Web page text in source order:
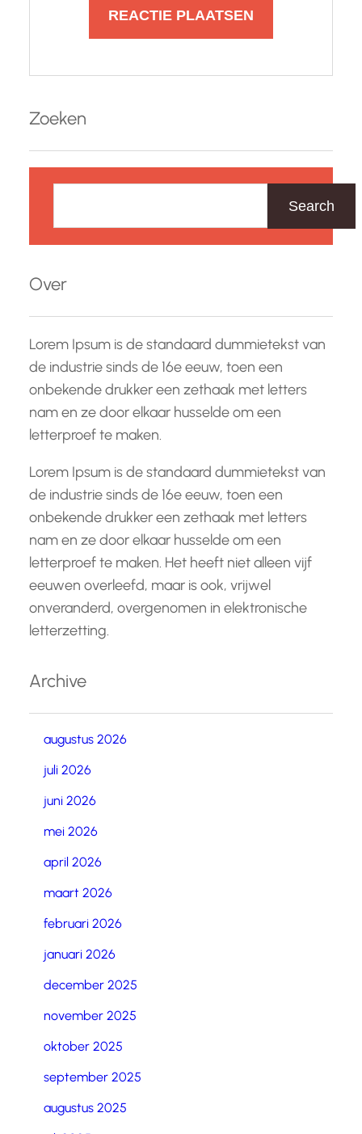
Zoeken
k
n
Search
Over
Lorem Ipsum is de standaard dummietekst van
de industrie sinds de 16e eeuw, toen een
onbekende drukker een zethaak met letters
nam en ze door elkaar husselde om een
letterproef te maken.
Lorem Ipsum is de standaard dummietekst van
de industrie sinds de 16e eeuw, toen een
onbekende drukker een zethaak met letters
nam en ze door elkaar husselde om een
letterproef te maken. Het heeft niet alleen vijf
eeuwen overleefd, maar is ook, vrijwel
onveranderd, overgenomen in elektronische
letterzetting.
Archive
augustus 2026
juli 2026
juni 2026
mei 2026
april 2026
maart 2026
februari 2026
januari 2026
december 2025
november 2025
oktober 2025
september 2025
augustus 2025